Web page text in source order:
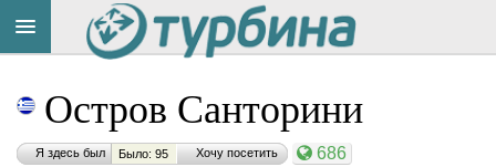
Остров Санторини
Я здесь был Было: 95 Хочу посетить 686
на
сайте: